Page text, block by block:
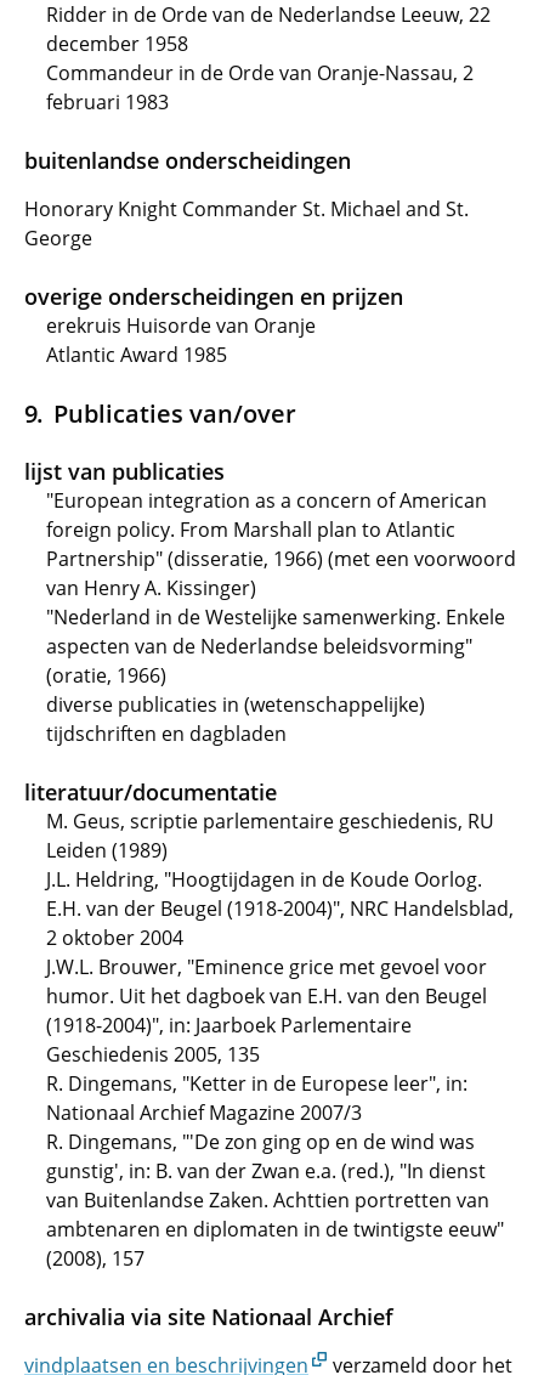
Ridder in de Orde van de Nederlandse Leeuw, 22
december 1958
Commandeur in de Orde van Oranje-Nassau, 2
februari 1983
buitenlandse onderscheidingen
Honorary Knight Commander St. Michael and St.
George
overige onderscheidingen en prijzen
erekruis Huisorde van Oranje
Atlantic Award 1985
Publicaties van/over
lijst van publicaties
"European integration as a concern of American
foreign policy. From Marshall plan to Atlantic
Partnership" (disseratie, 1966) (met een voorwoord
van Henry A. Kissinger)
"Nederland in de Westelijke samenwerking. Enkele
aspecten van de Nederlandse beleidsvorming"
(oratie, 1966)
diverse publicaties in (wetenschappelijke)
tijdschriften en dagbladen
literatuur/documentatie
M. Geus, scriptie parlementaire geschiedenis, RU
Leiden (1989)
J.L. Heldring, "Hoogtijdagen in de Koude Oorlog.
E.H. van der Beugel (1918-2004)", NRC Handelsblad,
2 oktober 2004
J.W.L. Brouwer, "Eminence grice met gevoel voor
humor. Uit het dagboek van E.H. van den Beugel
(1918-2004)", in: Jaarboek Parlementaire
Geschiedenis 2005, 135
R. Dingemans, "Ketter in de Europese leer", in:
Nationaal Archief Magazine 2007/3
R. Dingemans, "'De zon ging op en de wind was
gunstig', in: B. van der Zwan e.a. (red.), "In dienst
van Buitenlandse Zaken. Achttien portretten van
ambtenaren en diplomaten in de twintigste eeuw"
(2008), 157
archivalia via site Nationaal Archief
vindplaatsen en beschrijvingen verzameld door het